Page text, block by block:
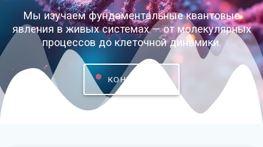
Мы изучаем фундаментальные квантовые
явления в живых системах — от молекулярных
процессов до клеточной динамики.
КОНТАКТЫ